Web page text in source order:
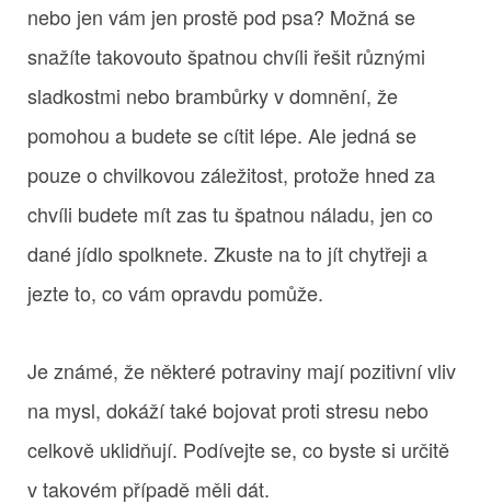
nebo jen vám jen prostě pod psa? Možná se
snažíte takovouto špatnou chvíli řešit různými
sladkostmi nebo brambůrky v domnění, že
pomohou a budete se cítit lépe. Ale jedná se
pouze o chvilkovou záležitost, protože hned za
chvíli budete mít zas tu špatnou náladu, jen co
dané jídlo spolknete. Zkuste na to jít chytřeji a
jezte to, co vám opravdu pomůže.
Je známé, že některé potraviny mají pozitivní vliv
na mysl, dokáží také bojovat proti stresu nebo
celkově uklidňují. Podívejte se, co byste si určitě
v takovém případě měli dát.